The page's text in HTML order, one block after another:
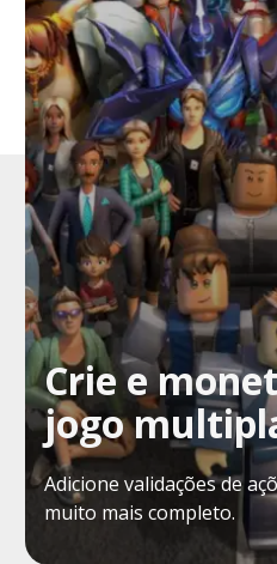
Crie e
jogo
Adicione validações de
muito mais completo.